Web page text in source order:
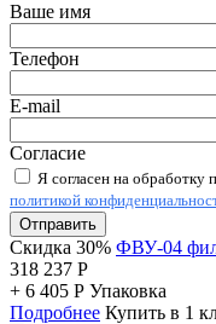
Ваше имя
Телефон
E-mail
Согласие
Я согласен на обработку
политикой
Отправить
Скидка 30% ФВУ-04
318 237 Р
+ 6 405 Р Упаковка
Подробнее Купить в 1